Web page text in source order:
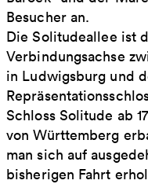
Besucher an.
Die Solitudeallee ist
Verbindungsachse
in Ludwigsburg und
Schloss Solitude ab
von Württemberg
man sich auf
bisherigen Fahrt